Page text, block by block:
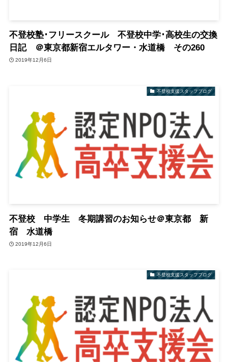
不登校塾･フリースクール 不登校中学･高校生の交換
日記 ＠東京都新宿エルタワー・水道橋 その260
2019年12月6日
不登校支援スタッフブログ
不登校 中学生 冬期講習のお知らせ＠東京都 新
宿 水道橋
2019年12月6日
不登校支援スタッフブログ